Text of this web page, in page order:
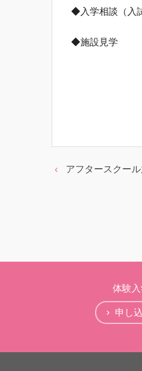
◆入学相談（入
◆施設見学
アフタースクー
体験
申し